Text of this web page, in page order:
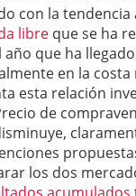
con la tendencia
libre que se ha
que ha
en la
esta relación
de
los dos